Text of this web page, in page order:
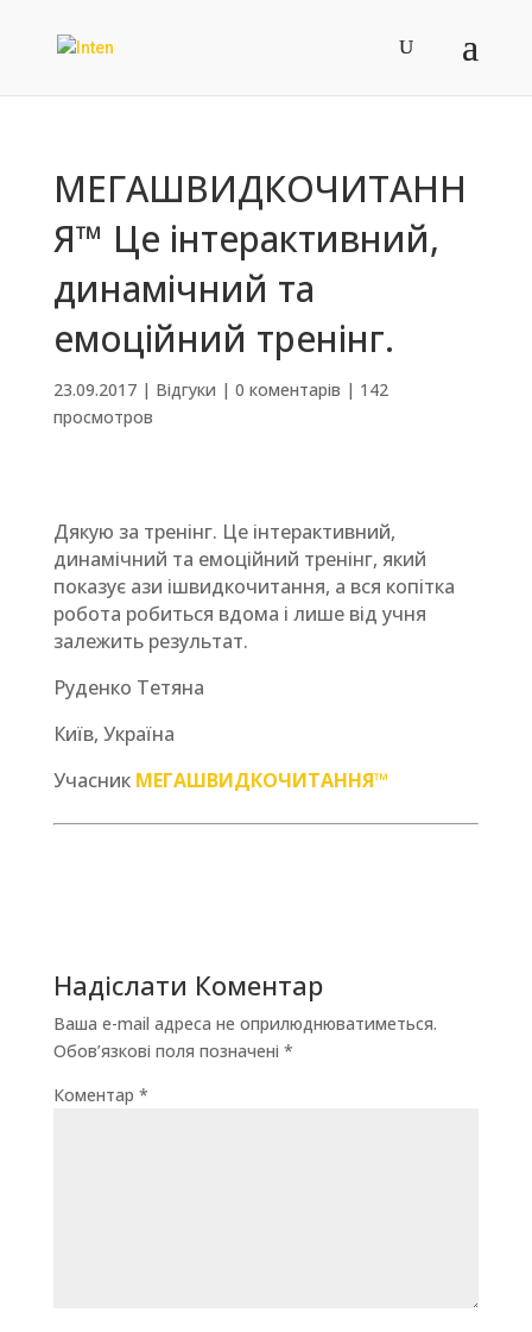
МЕГАШВИДКОЧИТАНН
Я™ Це інтерактивний,
динамічний та
емоційний тренінг.
23.09.2017| Відгуки | 0 коментарів | 142
просмотров
Дякую за тренінг. Це інтерактивний,
динамічний та емоційний тренінг, який
показує ази iшвидкочитання, а вся копітка
робота робиться вдома і лише від учня
залежить результат.
Руденко Тетяна
Київ, Україна
Учасник МЕГАШВИДКОЧИТАННЯ™
Надіслати Коментар
Ваша e-mail адреса не оприлюднюватиметься.
Обов’язкові поля позначені *
Коментар *